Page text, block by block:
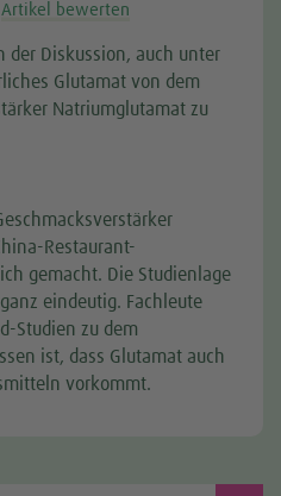
Artikel bewerten
der Diskussion, auch unter
Glutamat von dem
Natriumglutamat zu
Restaurant-
gemacht. Die Studienlage
eindeutig. Fachleute
Studien zu dem
ist, dass Glutamat auch
vorkommt.